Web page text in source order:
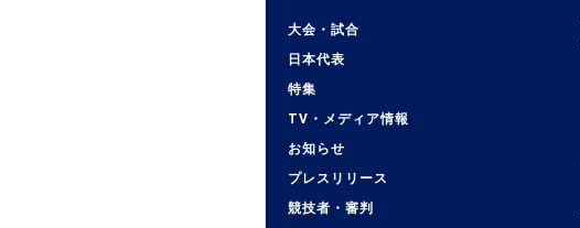
大会・試合
日本代表
特集
TV・メディア情報
お知らせ
プレスリリース
競技者・審判